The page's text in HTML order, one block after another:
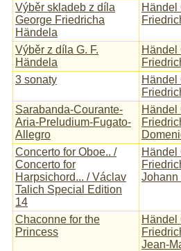
Výběr skladeb z díla
George Friedricha
Händela
Händel
Výběr z díla G. F.
Händela
Händel
3 sonaty
Händel
Sarabanda-Courante-
Aria-Preludium-Fugato-
Allegro
Händel
Concerto for Oboe.. /
Concerto for
Harpsichord... / Václav
Talich Special Edition
14
Händel
Johann
Chaconne for the
Princess
Händel
Jean-